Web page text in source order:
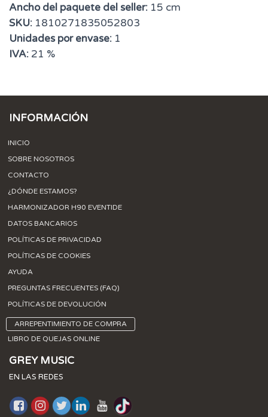
Ancho del paquete del seller: 15 cm
SKU: 1810271835052803
Unidades por envase: 1
IVA: 21 %
INFORMACIÓN
INICIO
SOBRE NOSOTROS
CONTACTO
¿DÓNDE ESTAMOS?
HARMONIZADOR H90 EVENTIDE
DATOS BANCARIOS
POLÍTICAS DE PRIVACIDAD
POLÍTICAS DE COOKIES
AYUDA
PREGUNTAS FRECUENTES (FAQ)
POLÍTICAS DE DEVOLUCIÓN
ARREPENTIMIENTO DE COMPRA
LIBRO DE QUEJAS ONLINE
GREY MUSIC
EN LAS REDES